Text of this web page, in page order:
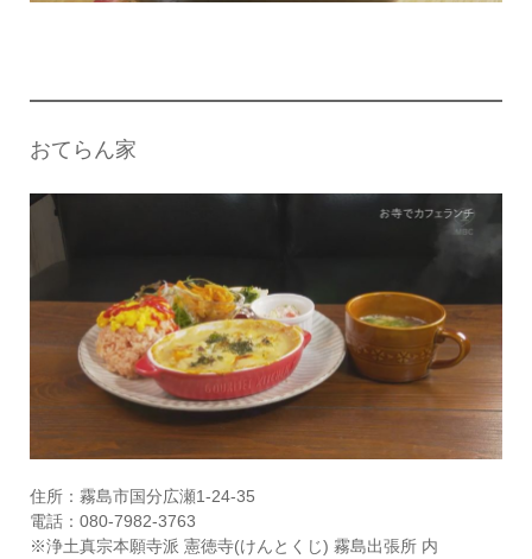
おてらん家
住所：霧島市国分広瀬1-24-35
電話：080-7982-3763
※浄土真宗本願寺派 憲徳寺(けんとくじ) 霧島出張所 内